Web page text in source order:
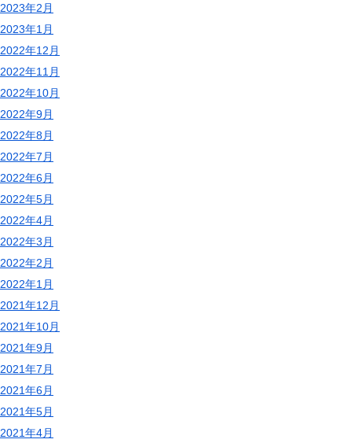
2023年2月
2023年1月
2022年12月
2022年11月
2022年10月
2022年9月
2022年8月
2022年7月
2022年6月
2022年5月
2022年4月
2022年3月
2022年2月
2022年1月
2021年12月
2021年10月
2021年9月
2021年7月
2021年6月
2021年5月
2021年4月